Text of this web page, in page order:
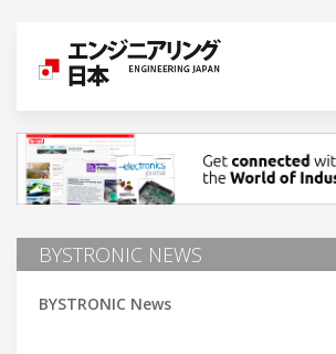
BYSTRONIC NEWS
BYSTRONIC News